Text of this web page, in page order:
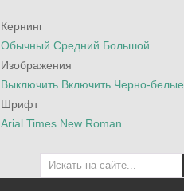
Кернинг
Обычный Средний Большой
Изображения
Выключить Включить Черно-белые
Шрифт
Arial Times New Roman